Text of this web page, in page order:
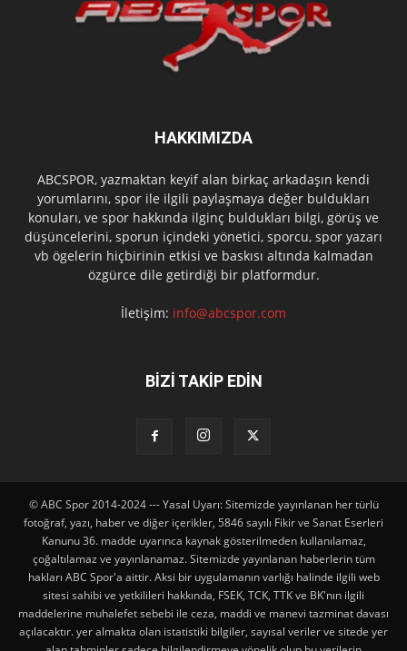
HAKKIMIZDA
ABCSPOR, yazmaktan keyif alan birkaç arkadaşın kendi
yorumlarını, spor ile ilgili paylaşmaya değer buldukları
konuları, ve spor hakkında ilginç buldukları bilgi, görüş ve
düşüncelerini, sporun içindeki yönetici, sporcu, spor yazarı
vb ögelerin hiçbirinin etkisi ve baskısı altında kalmadan
özgürce dile getirdiği bir platformdur.
İletişim: info@abcspor.com
BİZİ TAKİP EDİN
© ABC Spor 2014-2024 --- Yasal Uyarı: Sitemizde yayınlanan her türlü
fotoğraf, yazı, haber ve diğer içerikler, 5846 sayılı Fikir ve Sanat Eserleri
Kanunu 36. madde uyarınca kaynak gösterilmeden kullanılamaz,
çoğaltılamaz ve yayınlanamaz. Sitemizde yayınlanan haberlerin tüm
hakları ABC Spor'a aittir. Aksi bir uygulamanın varlığı halinde ilgili web
sitesi sahibi ve yetkilileri hakkında, FSEK, TCK, TTK ve BK'nın ilgili
maddelerine muhalefet sebebi ile ceza, maddi ve manevi tazminat davası
açılacaktır. yer almakta olan istatistiki bilgiler, sayısal veriler ve sitede yer